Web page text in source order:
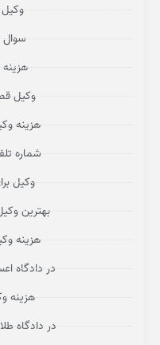
سوال
وکیل
هزینه
شماره
وکیل
بهترین
هزینه
در دادگاه
هزینه
در دادگاه